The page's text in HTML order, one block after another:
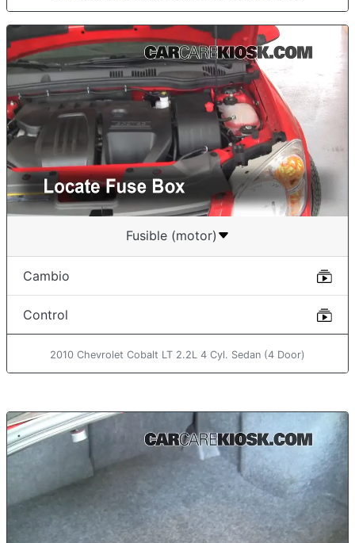
Fusible (motor)
Cambio
Control
2010 Chevrolet Cobalt LT 2.2L 4 Cyl. Sedan (4 Door)